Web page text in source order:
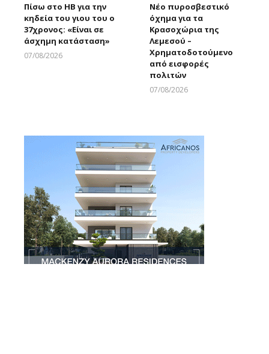
Πίσω στο ΗΒ για την
κηδεία του γιου του ο
37χρονος: «Είναι σε
άσχημη κατάσταση»
07/08/2026
Νέο πυροσβεστικό
όχημα για τα
Κρασοχώρια της
Λεμεσού –
Χρηματοδοτούμενο
από εισφορές
πολιτών
07/08/2026